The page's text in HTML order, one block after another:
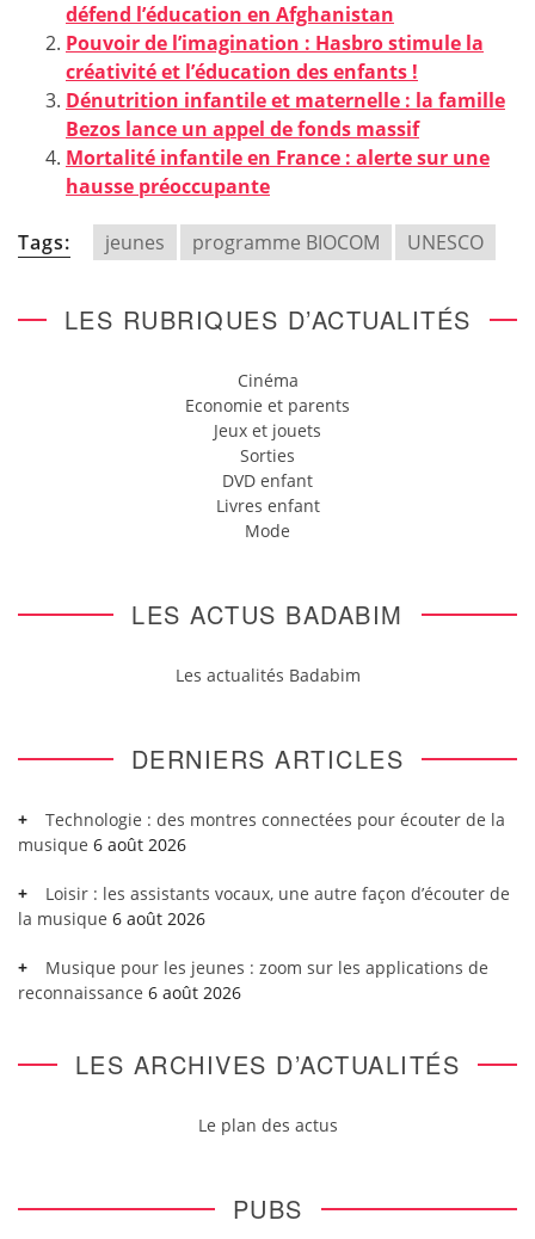
défend l’éducation en Afghanistan
Pouvoir de l’imagination : Hasbro stimule la
créativité et l’éducation des enfants !
Dénutrition infantile et maternelle : la famille
Bezos lance un appel de fonds massif
Mortalité infantile en France : alerte sur une
hausse préoccupante
Tags: jeunes programme BIOCOM UNESCO
LES RUBRIQUES D’ACTUALITÉS
Cinéma
Economie et parents
Jeux et jouets
Sorties
DVD enfant
Livres enfant
Mode
LES ACTUS BADABIM
Les actualités Badabim
DERNIERS ARTICLES
Technologie : des montres connectées pour écouter de la
musique 6 août 2026
Loisir : les assistants vocaux, une autre façon d’écouter de
la musique 6 août 2026
Musique pour les jeunes : zoom sur les applications de
reconnaissance 6 août 2026
LES ARCHIVES D’ACTUALITÉS
Le plan des actus
PUBS